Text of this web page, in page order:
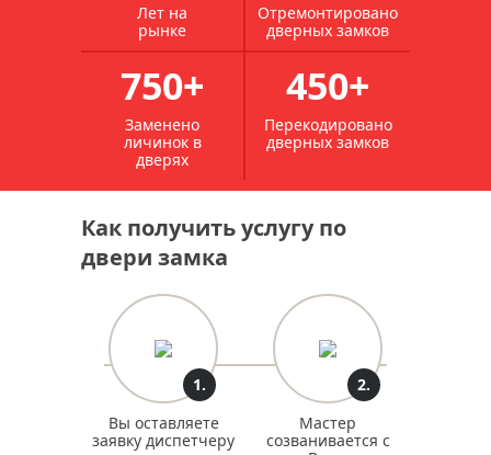
Лет на
рынке
Отремонтировано
дверных замков
750+
Заменено
личинок в
дверях
450+
Перекодировано
дверных замков
Как получить услугу по
двери замка
1.
Вы оставляете
заявку диспетчеру
2.
Мастер
созванивается с